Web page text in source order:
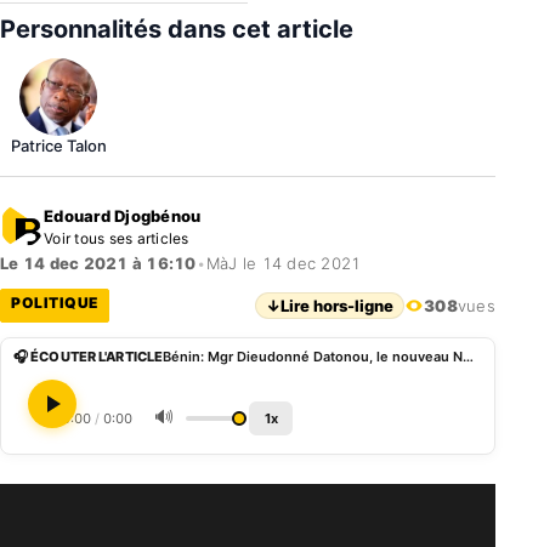
Personnalités dans cet article
Patrice Talon
Edouard Djogbénou
Voir tous ses articles
Le 14 dec 2021 à 16:10• MàJ le 14 dec 2021
POLITIQUE ↓Lire hors-ligne 308vues
🎧 ÉCOUTER L'ARTICLE Bénin: Mgr Dieudonné Datonou, le nouveau Nonce du Burundi reçu par Patrice Talon
0:00 / 0:00 🔊 1x